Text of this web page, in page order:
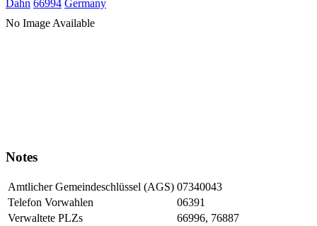
Dahn 66994 Germany
No Image Available
Notes
Amtlicher Gemeindeschlüssel (AGS) 07340043
Telefon Vorwahlen
06391
Verwaltete PLZs
66996, 76887